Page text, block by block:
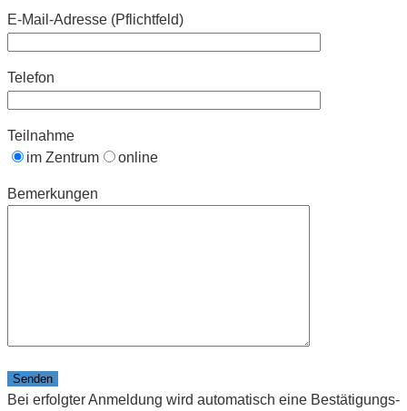
E-Mail-Adresse (Pflichtfeld)
Telefon
Teilnahme
im Zentrum
online
Bemerkungen
Bitte lasse dieses Feld leer.
Bei erfolgter Anmeldung wird automatisch eine Bestätigungs-